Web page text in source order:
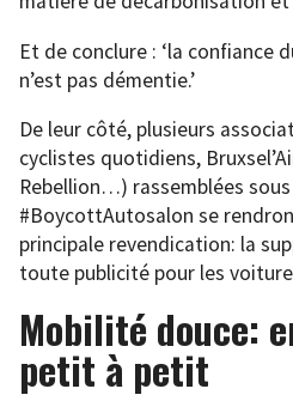
Et de conclure : ‘la confiance
n’est pas démentie.’
De leur côté, plusieurs
cyclistes quotidiens,
Rebellion…) rassemblées
#BoycottAutosalon se
principale revendication: la
toute publicité pour les
Mobilité douce:
petit à petit